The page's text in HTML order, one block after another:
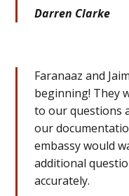
Darren Clarke
Faranaaz and
beginning! They
to our questions
our
embassy would
additional
accurately.